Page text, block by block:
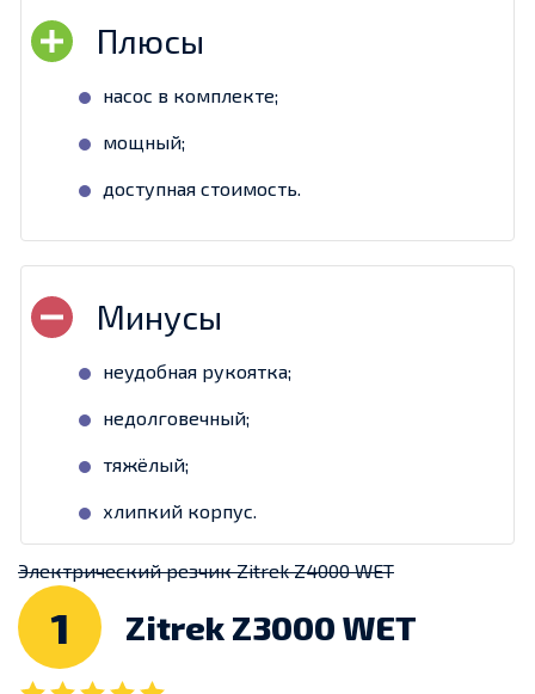
насос в комплекте;
мощный;
доступная стоимость.
неудобная рукоятка;
недолговечный;
тяжёлый;
хлипкий корпус.
Электрический резчик Zitrek Z4000 WET
1 Zitrek Z3000 WET